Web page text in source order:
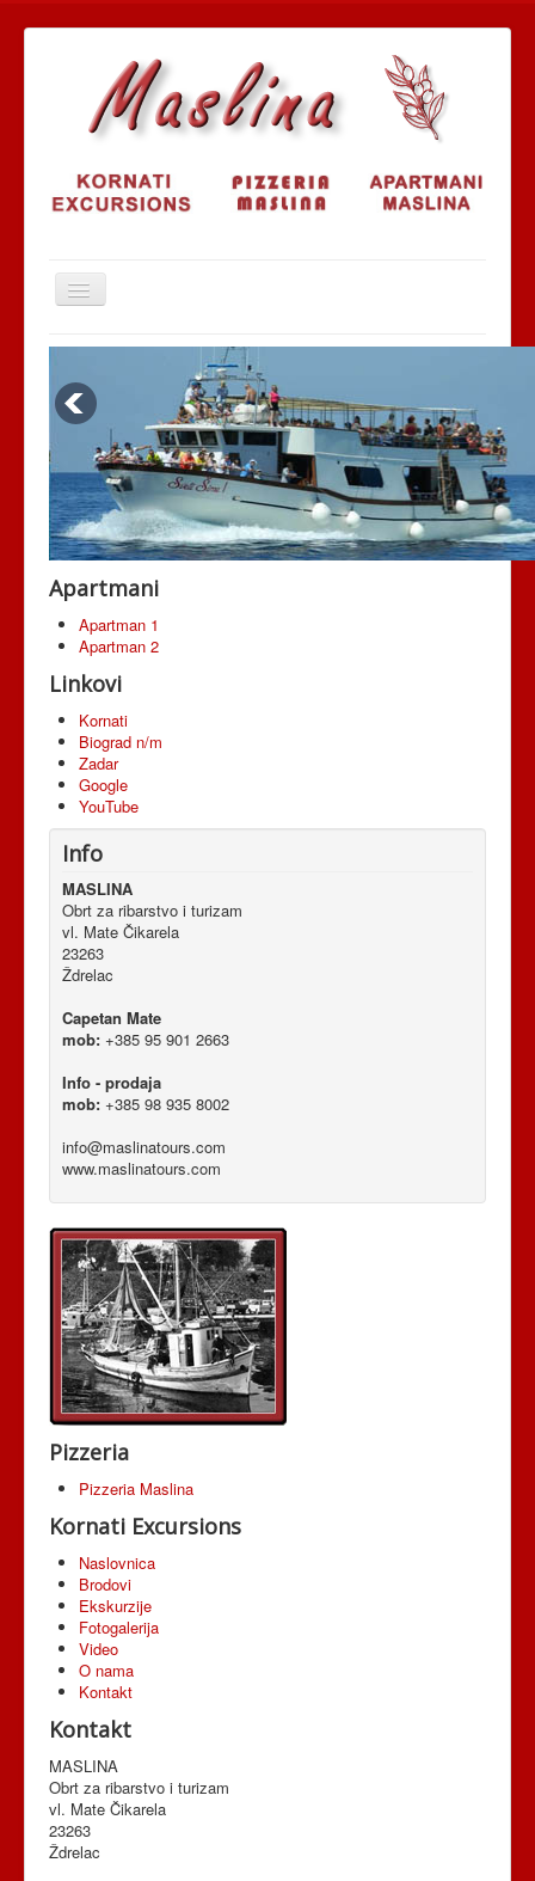
Naslovnica
Brodovi
Ekskurzije
Fotogalerija
Video
O nama
Kontakt
Apartmani
Apartman 1
Apartman 2
Linkovi
Kornati
Biograd n/m
Zadar
Google
YouTube
Info
MASLINA
Obrt za ribarstvo i turizam
vl. Mate Čikarela
23263
Ždrelac
Capetan Mate
mob: +385 95 901 2663
Info - prodaja
mob: +385 98 935 8002
info@maslinatours.com
www.maslinatours.com
Pizzeria
Pizzeria Maslina
Kornati Excursions
Naslovnica
Brodovi
Ekskurzije
Fotogalerija
Video
O nama
Kontakt
Kontakt
MASLINA
Obrt za ribarstvo i turizam
vl. Mate Čikarela
23263
Ždrelac